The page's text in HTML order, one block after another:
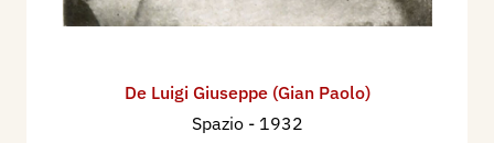
De Luigi Giuseppe (Gian Paolo)
Spazio - 1932